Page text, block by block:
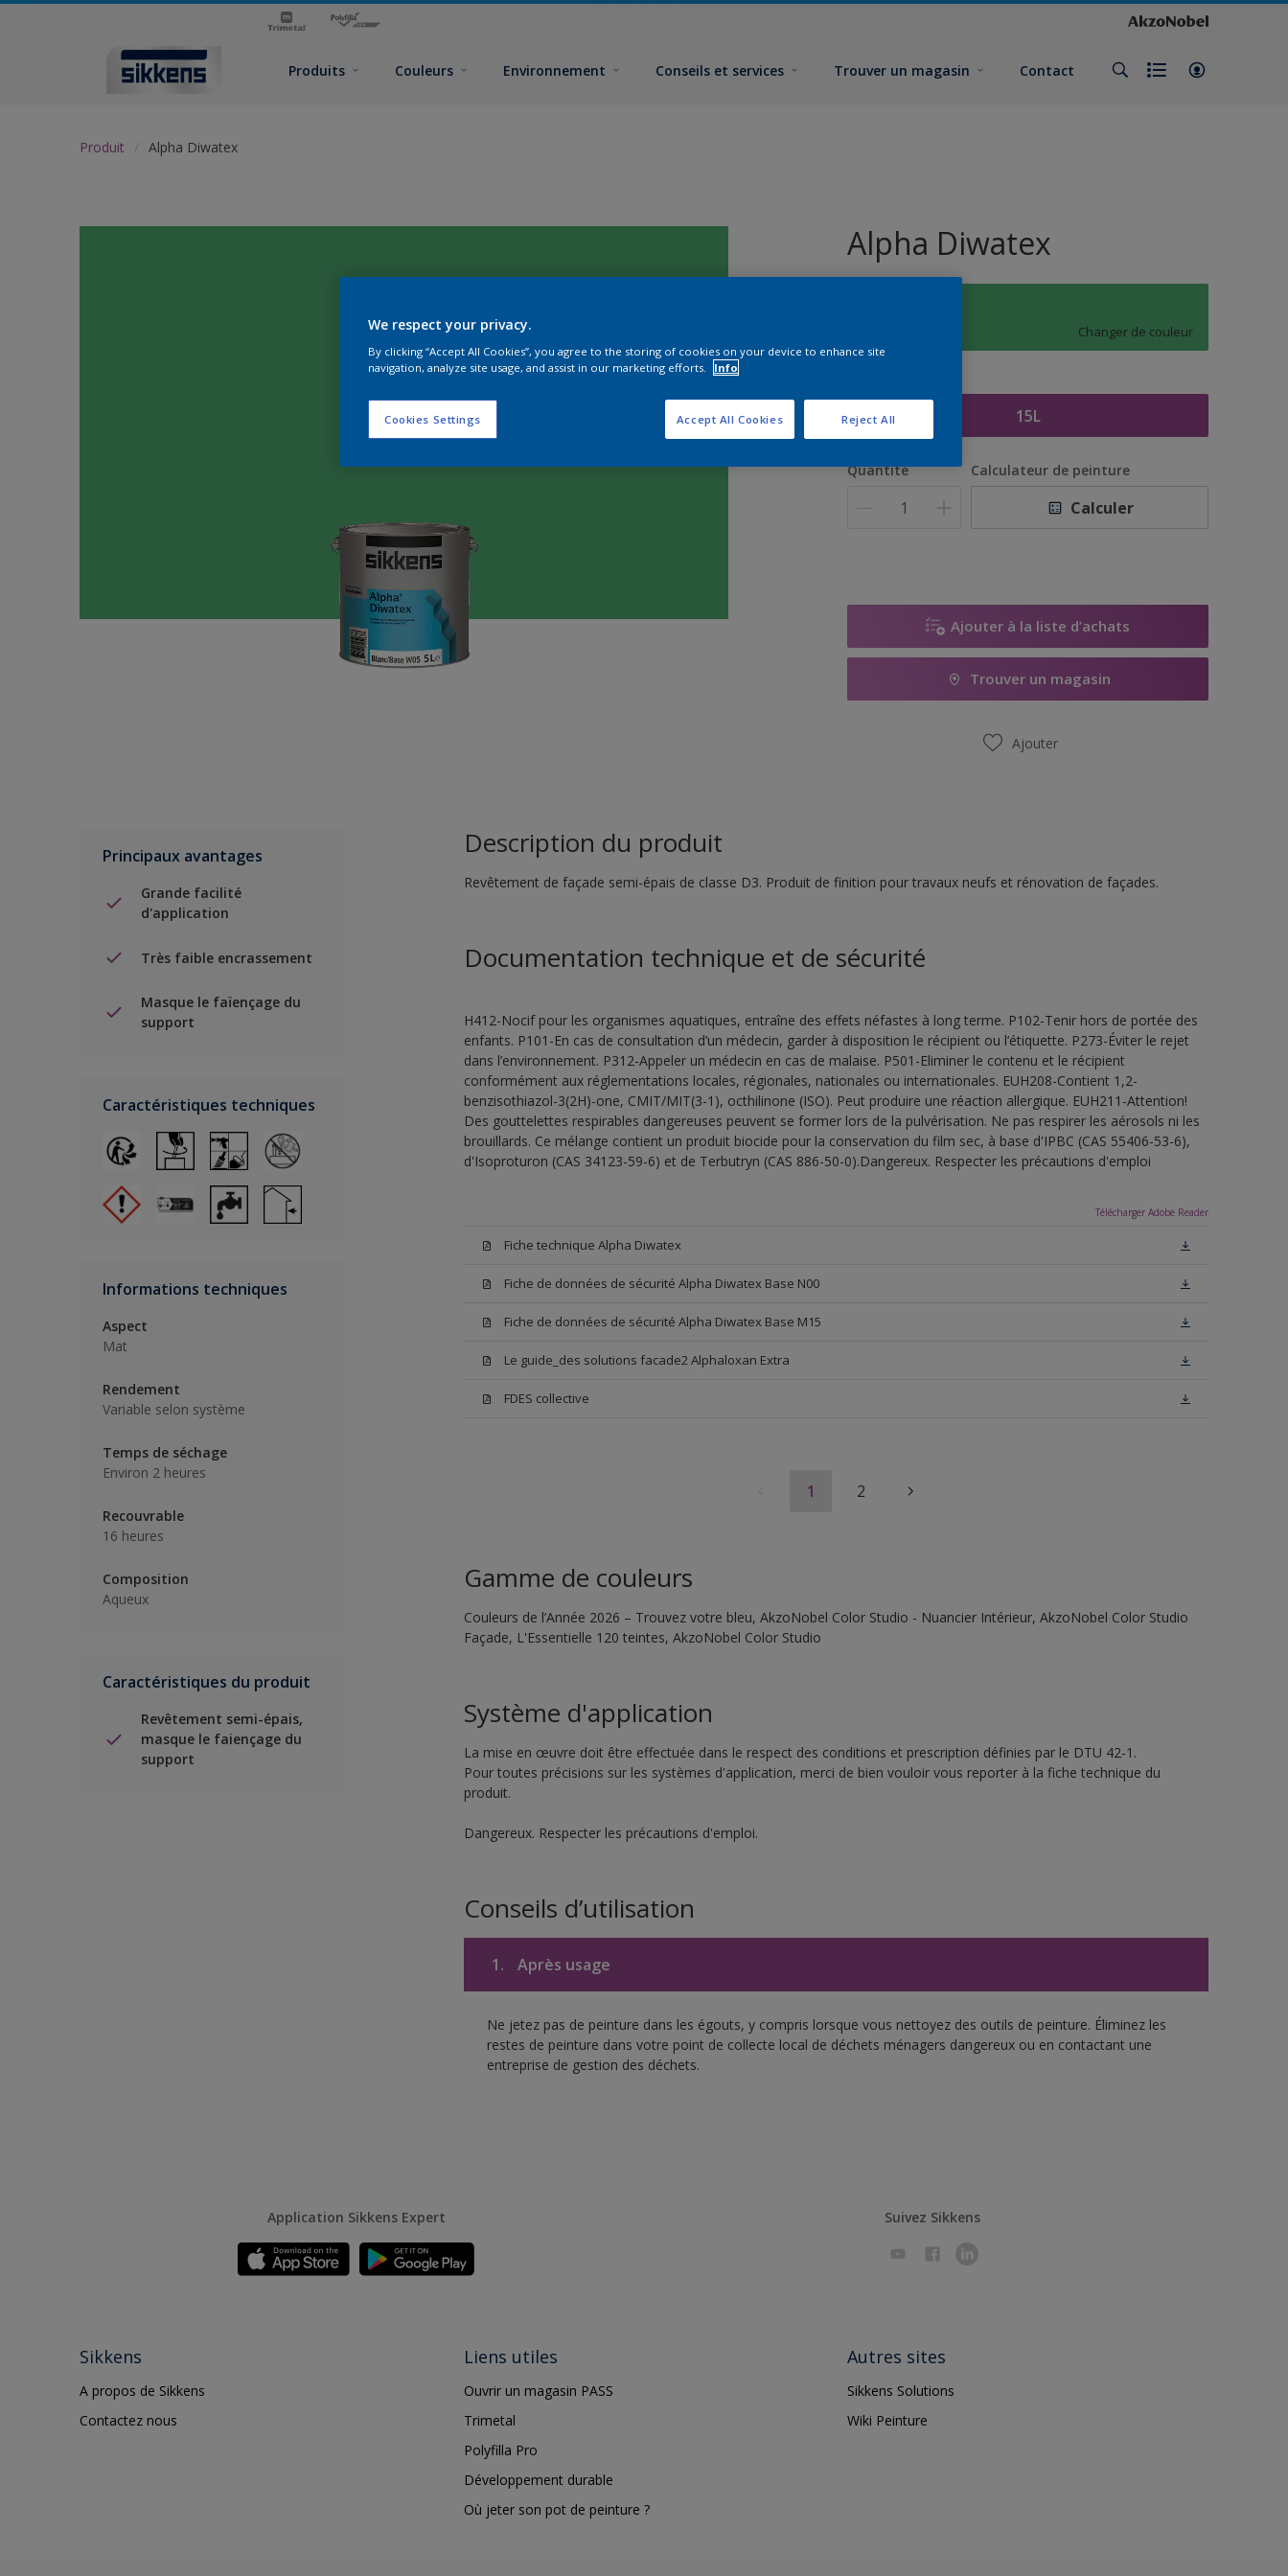
Produits Couleurs Environnement Conseils et services Trouver un magasin Contact
Produit Alpha Diwatex
Alpha Diwatex
Changer de couleur
15L
Quantité Calculateur de peinture
Calculer
Ajouter à la liste d’achats
Trouver un magasin
Ajouter
Principaux avantages
Grande facilité
d'application
Très faible encrassement
Masque le faïençage du
support
Caractéristiques techniques
Informations techniques
Aspect
Mat
Rendement
Variable selon système
Temps de séchage
Environ 2 heures
Recouvrable
16 heures
Composition
Aqueux
Caractéristiques du produit
Revêtement semi-épais,
masque le faiençage du
support
Description du produit
Revêtement de façade semi-épais de classe D3. Produit de finition pour travaux neufs et rénovation de façades.
Documentation technique et de sécurité
H412-Nocif pour les organismes aquatiques, entraîne des effets néfastes à long terme. P102-Tenir hors de portée des
enfants. P101-En cas de consultation d’un médecin, garder à disposition le récipient ou l’étiquette. P273-Éviter le rejet
dans l’environnement. P312-Appeler un médecin en cas de malaise. P501-Eliminer le contenu et le récipient
conformément aux réglementations locales, régionales, nationales ou internationales. EUH208-Contient 1,2-
benzisothiazol-3(2H)-one, CMIT/MIT(3-1), octhilinone (ISO). Peut produire une réaction allergique. EUH211-Attention!
Des gouttelettes respirables dangereuses peuvent se former lors de la pulvérisation. Ne pas respirer les aérosols ni les
brouillards. Ce mélange contient un produit biocide pour la conservation du film sec, à base d'IPBC (CAS 55406-53-6),
d'Isoproturon (CAS 34123-59-6) et de Terbutryn (CAS 886-50-0).Dangereux. Respecter les précautions d'emploi
Télécharger Adobe Reader
Fiche technique Alpha Diwatex
Fiche de données de sécurité Alpha Diwatex Base N00
Fiche de données de sécurité Alpha Diwatex Base M15
Le guide_des solutions facade2 Alphaloxan Extra
FDES collective
1 2
Gamme de couleurs
Couleurs de l’Année 2026 – Trouvez votre bleu, AkzoNobel Color Studio - Nuancier Intérieur, AkzoNobel Color Studio
Façade, L'Essentielle 120 teintes, AkzoNobel Color Studio
Système d'application
La mise en œuvre doit être effectuée dans le respect des conditions et prescription définies par le DTU 42-1.
Pour toutes précisions sur les systèmes d'application, merci de bien vouloir vous reporter à la fiche technique du
produit.
Dangereux. Respecter les précautions d'emploi.
Conseils d’utilisation
1. Après usage
Ne jetez pas de peinture dans les égouts, y compris lorsque vous nettoyez des outils de peinture. Éliminez les
restes de peinture dans votre point de collecte local de déchets ménagers dangereux ou en contactant une
entreprise de gestion des déchets.
Application Sikkens Expert Suivez Sikkens
Sikkens
A propos de Sikkens
Contactez nous
Liens utiles
Ouvrir un magasin PASS
Trimetal
Polyfilla Pro
Développement durable
Où jeter son pot de peinture ?
Autres sites
Sikkens Solutions
Wiki Peinture
We respect your privacy.
By clicking “Accept All Cookies”, you agree to the storing of cookies on your device to enhance site
navigation, analyze site usage, and assist in our marketing efforts.
Info
Cookies Settings Reject All
Accept All Cookies